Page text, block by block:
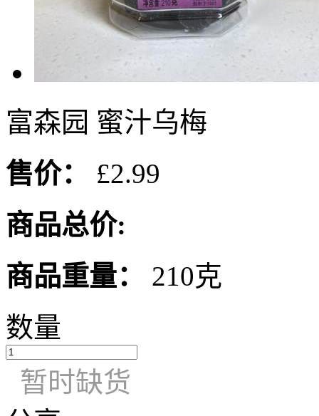
富森园 蜜汁乌梅
售价：
£2.99
商品总价:
商品重量：
210克
数量
暂时缺货